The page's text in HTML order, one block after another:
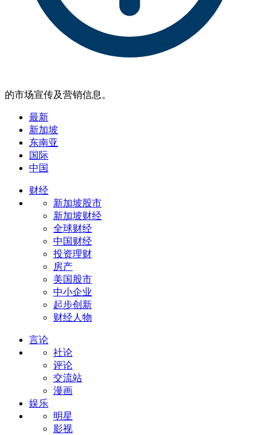
的市场宣传及营销信息。
最新
新加坡
东南亚
国际
中国
财经
新加坡股市
新加坡财经
全球财经
中国财经
投资理财
房产
美国股市
中小企业
起步创新
财经人物
言论
社论
评论
交流站
漫画
娱乐
明星
影视